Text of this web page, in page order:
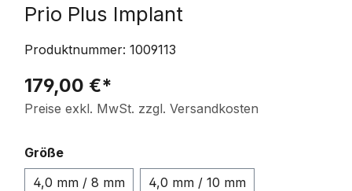
Prio Plus Implant
Produktnummer: 1009113
179,00 €*
Preise exkl. MwSt. zzgl. Versandkosten
Größeauswählen
4,0 mm / 8 mm
4,0 mm / 10 mm